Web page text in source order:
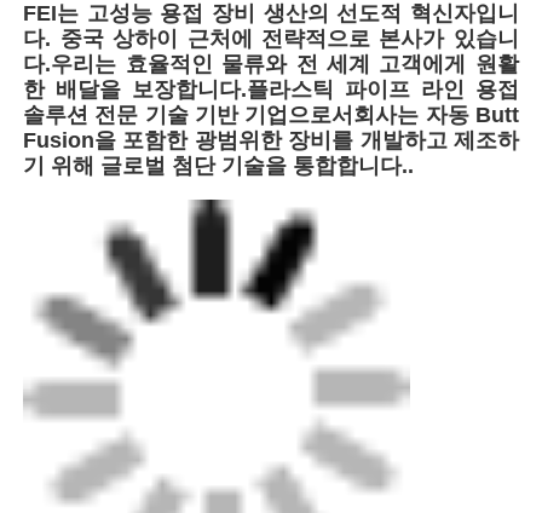
FEI는 고성능 용접 장비 생산의 선도적 혁신자입니
다. 중국 상하이 근처에 전략적으로 본사가 있습니
다.우리는 효율적인 물류와 전 세계 고객에게 원활
한 배달을 보장합니다.플라스틱 파이프 라인 용접
솔루션 전문 기술 기반 기업으로서회사는 자동 Butt
Fusion을 포함한 광범위한 장비를 개발하고 제조하
기 위해 글로벌 첨단 기술을 통합합니다..